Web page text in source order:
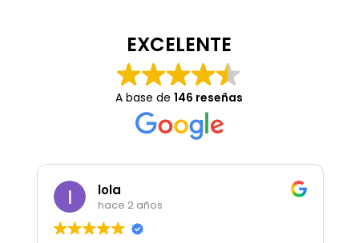
EXCELENTE
A base de146 reseñas
lola
hace 2 años